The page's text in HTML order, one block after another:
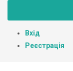
Вхід
Реєстрація